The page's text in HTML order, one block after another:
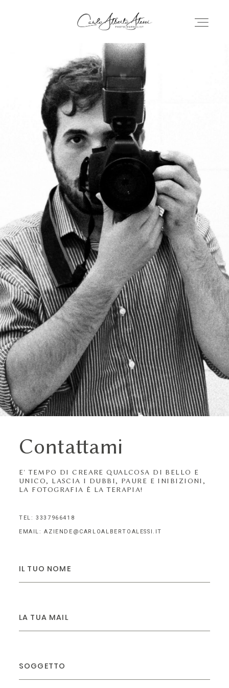
CARLO ALBERTO ALESSI
WEDDING
AZIENDE
CONTATTI
GALLERIA
Contattami
E' TEMPO DI CREARE QUALCOSA DI BELLO E
UNICO, LASCIA I DUBBI, PAURE E INIBIZIONI,
LA FOTOGRAFIA È LA TERAPIA!
TEL: 3337966418
EMAIL: AZIENDE@CARLOALBERTOALESSI.IT